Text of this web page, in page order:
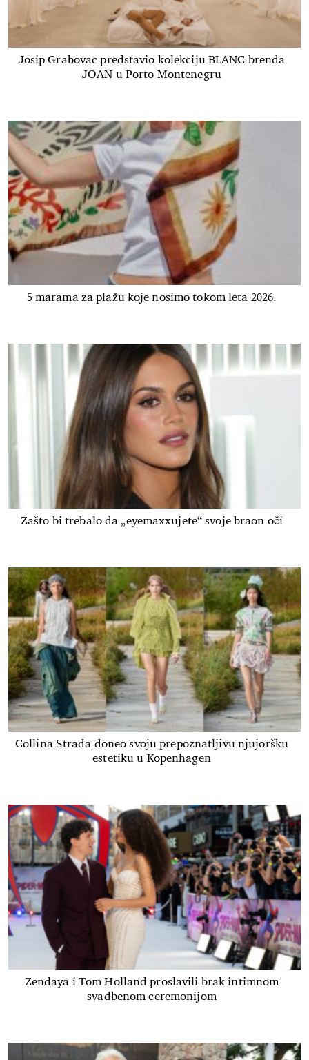
Josip Grabovac predstavio kolekciju BLANC brenda
JOAN u Porto Montenegru
5 marama za plažu koje nosimo tokom leta 2026.
Zašto bi trebalo da „eyemaxxujete“ svoje braon oči
Collina Strada doneo svoju prepoznatljivu njujoršku
estetiku u Kopenhagen
Zendaya i Tom Holland proslavili brak intimnom
svadbenom ceremonijom